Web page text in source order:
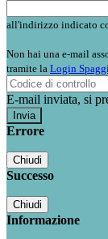
all'indirizzo indicato
Non hai una e-mail
tramite la Login
E-mail inviata, si
Errore
Chiudi
Successo
Chiudi
Informazione